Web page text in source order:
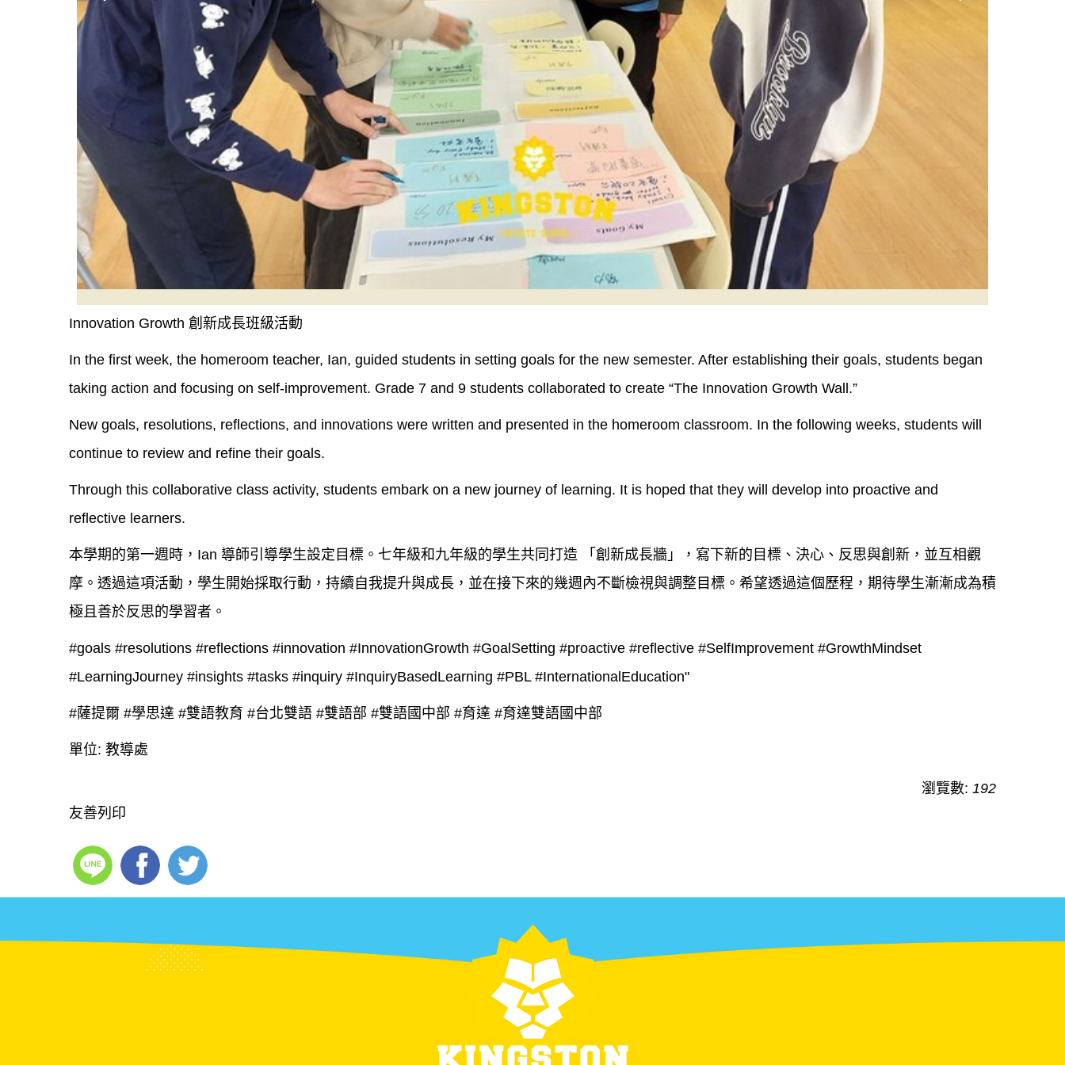
Innovation Growth 創新成長班級活動
In the first week, the homeroom teacher, Ian, guided students in setting goals for the new semester. After establishing their goals, students began
taking action and focusing on self-improvement. Grade 7 and 9 students collaborated to create “The Innovation Growth Wall.”
New goals, resolutions, reflections, and innovations were written and presented in the homeroom classroom. In the following weeks, students will
continue to review and refine their goals.
Through this collaborative class activity, students embark on a new journey of learning. It is hoped that they will develop into proactive and
reflective learners.
本學期的第一週時，Ian 導師引導學生設定目標。七年級和九年級的學生共同打造 「創新成長牆」，寫下新的目標、決心、反思與創新，並互相觀
摩。透過這項活動，學生開始採取行動，持續自我提升與成長，並在接下來的幾週內不斷檢視與調整目標。希望透過這個歷程，期待學生漸漸成為積
極且善於反思的學習者。
#goals #resolutions #reflections #innovation #InnovationGrowth #GoalSetting #proactive #reflective #SelfImprovement #GrowthMindset
#LearningJourney #insights #tasks #inquiry #InquiryBasedLearning #PBL #InternationalEducation"
#薩提爾 #學思達 #雙語教育 #台北雙語 #雙語部 #雙語國中部 #育達 #育達雙語國中部
單位: 教導處
瀏覽數: 192
友善列印